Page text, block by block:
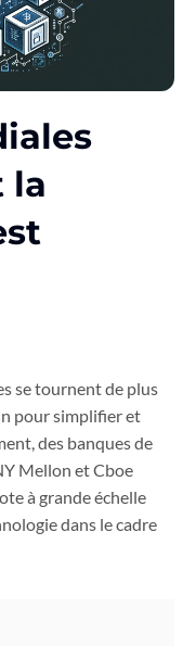
la
se tournent de plus
pour simplifier et
des banques de
Mellon et Cboe
à grande échelle
dans le cadre